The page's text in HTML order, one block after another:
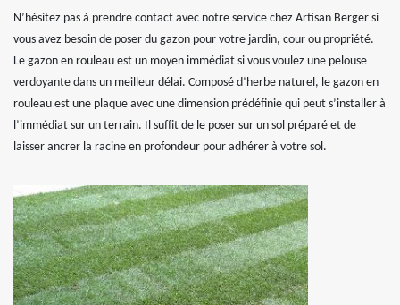
N’hésitez pas à prendre contact avec notre service chez Artisan Berger si
vous avez besoin de poser du gazon pour votre jardin, cour ou propriété.
Le gazon en rouleau est un moyen immédiat si vous voulez une pelouse
verdoyante dans un meilleur délai. Composé d’herbe naturel, le gazon en
rouleau est une plaque avec une dimension prédéfinie qui peut s’installer à
l’immédiat sur un terrain. Il suffit de le poser sur un sol préparé et de
laisser ancrer la racine en profondeur pour adhérer à votre sol.